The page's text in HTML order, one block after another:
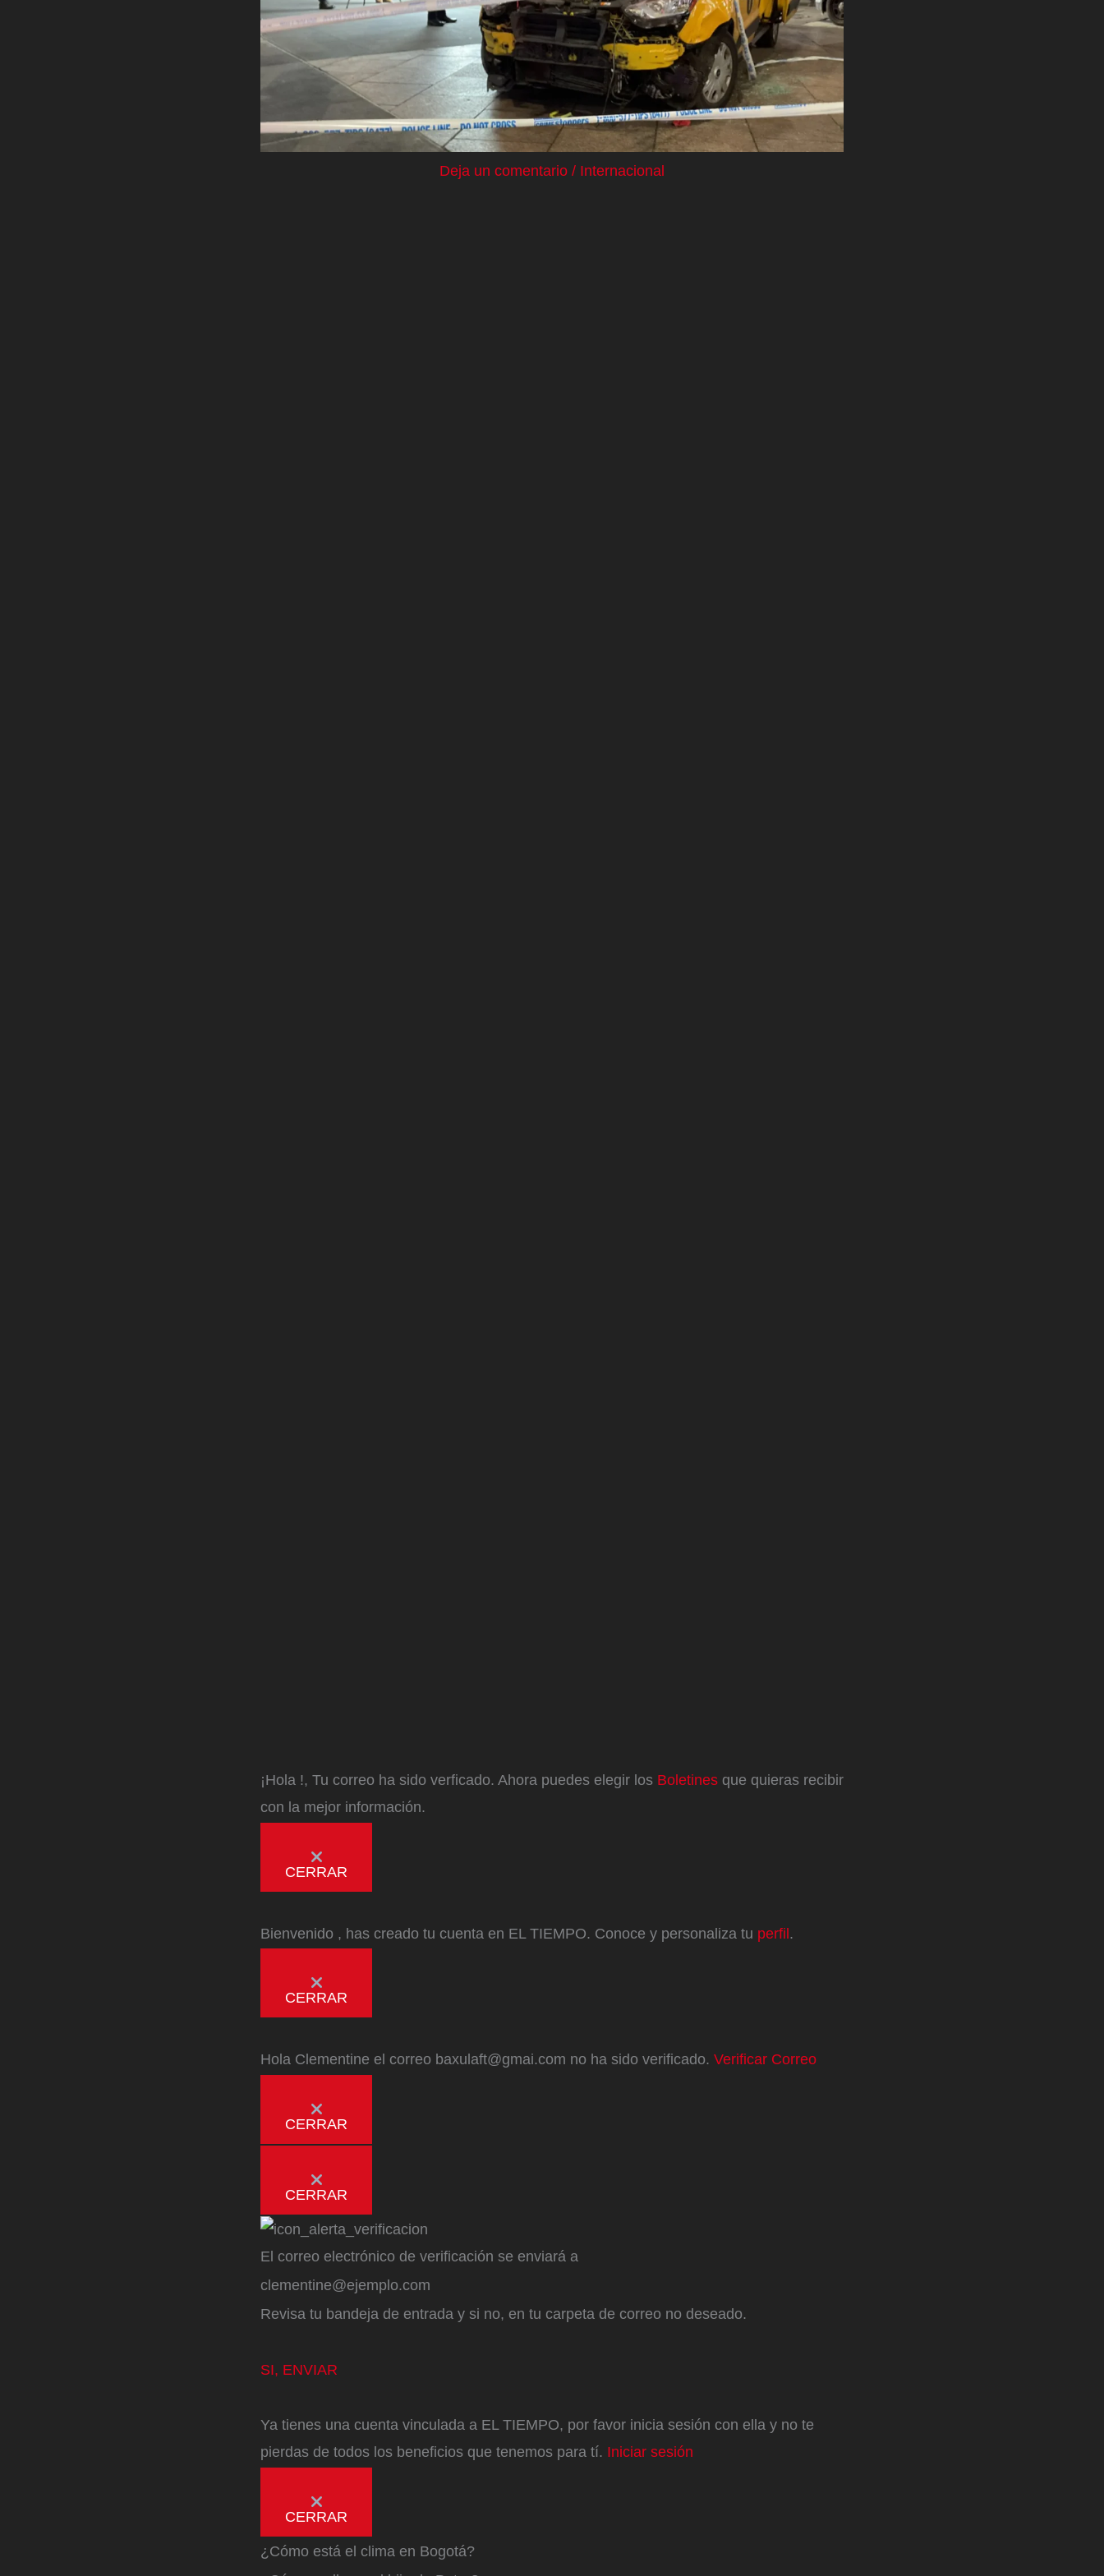
Deja un comentario / Internacional
¡Hola !, Tu correo ha sido verficado. Ahora puedes elegir los Boletines que quieras recibir
con la mejor información.
CERRAR
Bienvenido , has creado tu cuenta en EL TIEMPO. Conoce y personaliza tu perfil.
CERRAR
Hola Clementine el correo baxulaft@gmai.com no ha sido verificado. Verificar Correo
CERRAR
CERRAR
El correo electrónico de verificación se enviará a
clementine@ejemplo.com
Revisa tu bandeja de entrada y si no, en tu carpeta de correo no deseado.
SI, ENVIAR
Ya tienes una cuenta vinculada a EL TIEMPO, por favor inicia sesión con ella y no te
pierdas de todos los beneficios que tenemos para tí. Iniciar sesión
CERRAR
¿Cómo está el clima en Bogotá?